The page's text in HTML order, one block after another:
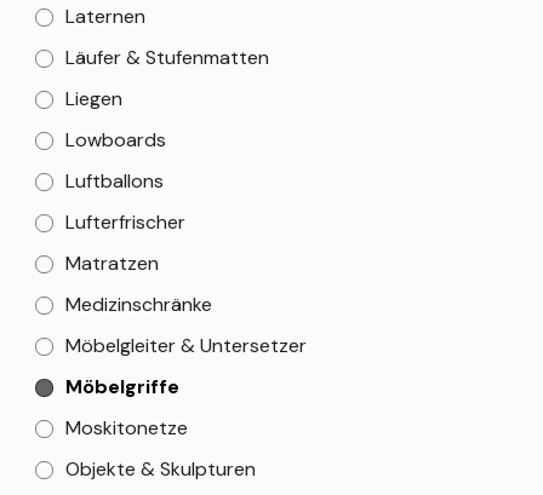
Laternen
Läufer & Stufenmatten
Liegen
Lowboards
Luftballons
Lufterfrischer
Matratzen
Medizinschränke
Möbelgleiter & Untersetzer
Möbelgriffe
Moskitonetze
Objekte & Skulpturen